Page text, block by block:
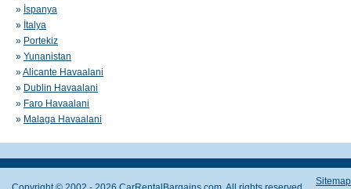
» İspanya
» İtalya
» Portekiz
» Yunanistan
»Alicante Havaalani
» Dublin Havaalani
» Faro Havaalani
» Malaga Havaalani
Sitemap